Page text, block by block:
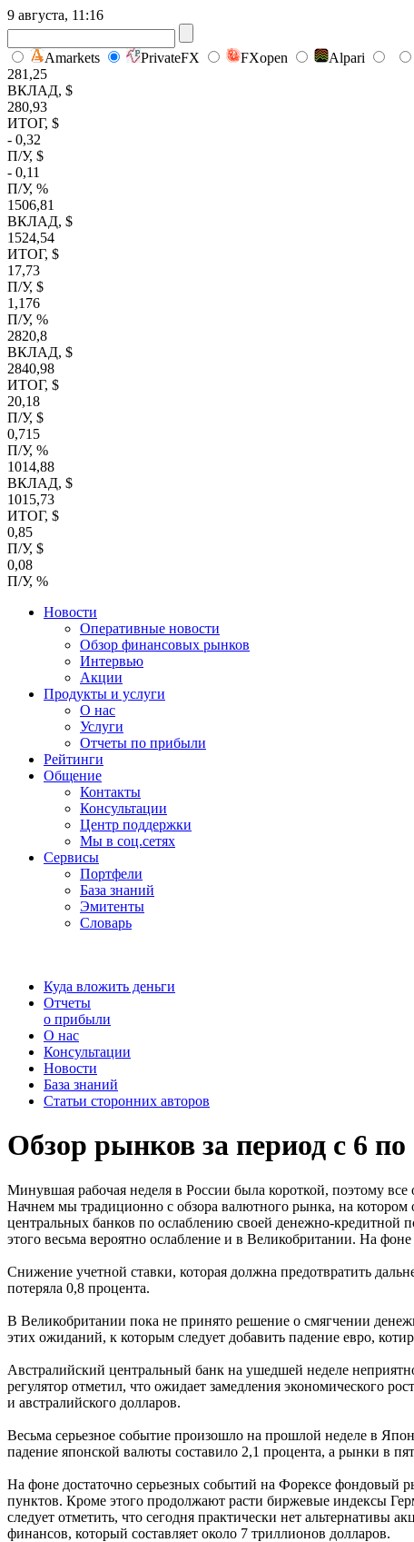
9 августа, 11:16
Amarkets PrivateFX FXopen
Alpari
281,25
ВКЛАД, $
280,93
ИТОГ, $
- 0,32
П/У, $
- 0,11
П/У, %
1506,81
ВКЛАД, $
1524,54
ИТОГ, $
17,73
П/У, $
1,176
П/У, %
2820,8
ВКЛАД, $
2840,98
ИТОГ, $
20,18
П/У, $
0,715
П/У, %
1014,88
ВКЛАД, $
1015,73
ИТОГ, $
0,85
П/У, $
0,08
П/У, %
Новости
Оперативные новости
Обзор финансовых рынков
Интервью
Акции
Продукты и услуги
О нас
Услуги
Отчеты по прибыли
Рейтинги
Общение
Контакты
Консультации
Центр поддержки
Мы в соц.сетях
Сервисы
Портфели
База знаний
Эмитенты
Словарь
Куда вложить деньги
Отчеты
о прибыли
О нас
Консультации
Новости
База знаний
Статьи сторонних авторов
Обзор рынков за период с 6
Минувшая рабочая неделя в России была короткой, поэтому
Начнем мы традиционно с обзора валютного рынка, на
центральных банков по ослаблению своей денежно-кредитной
этого весьма вероятно ослабление и в Великобритании. На
Снижение учетной ставки, которая должна предотвратить
потеряла 0,8 процента.
В Великобритании пока не принято решение о смягчении
этих ожиданий, к которым следует добавить падение евро,
Австралийский центральный банк на ушедшей неделе
регулятор отметил, что ожидает замедления экономического
и австралийского долларов.
Весьма серьезное событие произошло на прошлой неделе в
падение японской валюты составило 2,1 процента, а рынки в
На фоне достаточно серьезных событий на Форексе фондовый
пунктов. Кроме этого продолжают расти биржевые индексы
следует отметить, что сегодня практически нет альтернативы
финансов, который составляет около 7 триллионов долларов.